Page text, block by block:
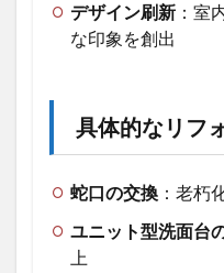
ム内
容
点
2
リ
ン
グ
デザイン刷新：室
な印象を創出
具体的なリフ
蛇口の交換：老朽
ユニット型洗面台
上